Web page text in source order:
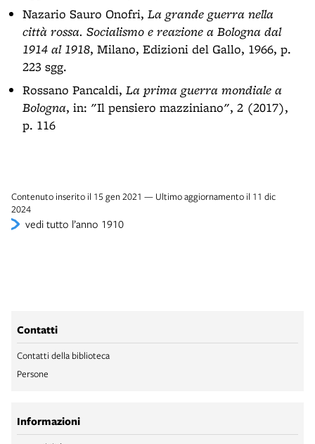
Nazario Sauro Onofri, La grande guerra nella
città rossa. Socialismo e reazione a Bologna dal
1914 al 1918, Milano, Edizioni del Gallo, 1966, p.
223 sgg.
Rossano Pancaldi, La prima guerra mondiale a
Bologna, in: "Il pensiero mazziniano", 2 (2017),
p. 116
Contenuto inserito il 15 gen 2021 — Ultimo aggiornamento il 11 dic
2024
vedi tutto l’anno 1910
Contatti
Contatti della biblioteca
Persone
Informazioni